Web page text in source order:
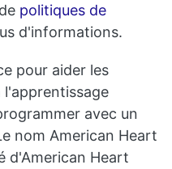
politiques de
d'informations.
pour aider les
l'apprentissage
avec un
nom American Heart
d'American Heart